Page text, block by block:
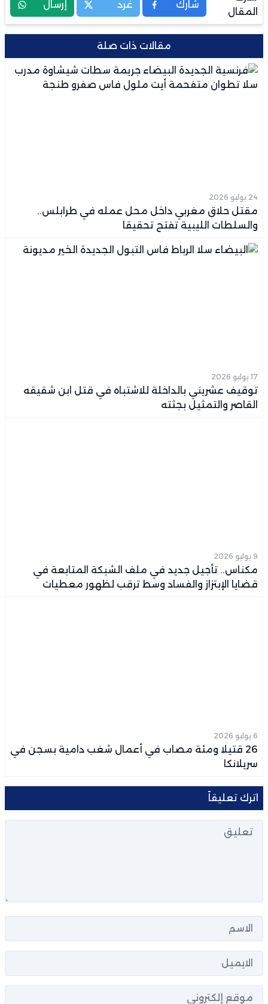
المقال
شارك غرد إرسال
مقالات ذات صلة
24 يوليو 2026
مقتل حلاق مغربي داخل محل عمله في طرابلس..
والسلطات الليبية تفتح تحقيقا
17 يوليو 2026
توقيف عشريني بالداخلة للاشتباه في قتل ابن شقيقه
القاصر والتمثيل بجثته
9 يوليو 2026
مكناس.. تأجيل جديد في ملف الشبكة المتابعة في
قضايا الإبتزاز والفساد وسط ترقب لظهور معطيات
6 يوليو 2026
26 قتيلا ومئة مصاب في أعمال شغب دامية بسجن في
سريلانكا
اترك تعليقاً